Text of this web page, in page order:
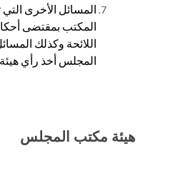
المسائل الأخرى
المكتب بمقتضى
اللائحة وكذلك
المجلس أخذ رأي
هيئة مكتب المجلس